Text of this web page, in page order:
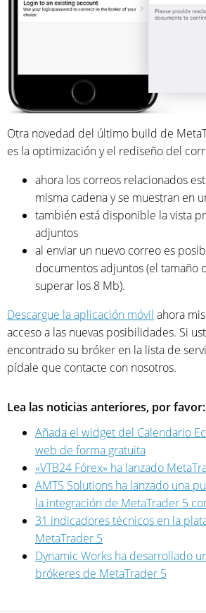
Otra novedad del último build de
es la optimización y el rediseño del
ahora los correos relacionados
misma cadena y se muestran en
también está disponible la vista
adjuntos
al enviar un nuevo correo es
documentos adjuntos (el tamaño
superar los 8 Mb).
Descargue la aplicación móvil ahora
acceso a las nuevas posibilidades. Si
encontrado su bróker en la lista de
pídale que contacte con nosotros.
Lea las noticias anteriores, por favor:
Añada el widget del Calendario
web de forma gratuita
«VTB24 Fórex» ha lanzado
AMTS Solutions ha lanzado una
la integración de MetaTrader 5
31 indicadores técnicos en la
MetaTrader 5
Dynamic Works ha desarrollado
brókeres de MetaTrader 5